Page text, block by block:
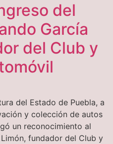
del
García
del Club y
del Estado de Puebla, a
y colección de autos
un reconocimiento al
fundador del Club y